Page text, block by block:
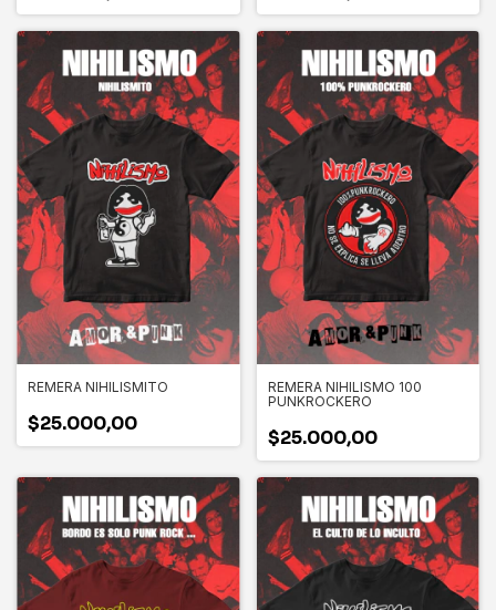
REMERA NIHILISMITO
$25.000,00
REMERA NIHILISMO 100
PUNKROCKERO
$25.000,00